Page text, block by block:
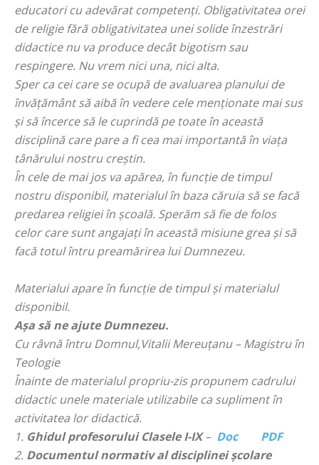
educatori cu adevărat competenţi. Obligativitatea orei
de religie fără obligativitatea unei solide înzestrări
didactice nu va produce decât bigotism sau
respingere. Nu vrem nici una, nici alta.
Sper ca cei care se ocupă de avaluarea planului de
învățământ să aibă în vedere cele menționate mai sus
și să încerce să le cuprindă pe toate în această
disciplină care pare a fi cea mai importantă în viața
tânărului nostru creștin.
În cele de mai jos va apărea, în funcție de timpul
nostru disponibil, materialul în baza căruia să se facă
predarea religiei în școală. Sperăm să fie de folos
celor care sunt angajați în această misiune grea și să
facă totul întru preamărirea lui Dumnezeu.
Materialui apare în funcție de timpul și materialul
disponibil.
Așa să ne ajute Dumnezeu.
Cu râvnă întru Domnul,Vitalii Mereuţanu – Magistru în
Teologie
Înainte de materialul propriu-zis propunem cadrului
didactic unele materiale utilizabile ca supliment în
activitatea lor didactică.
1. Ghidul profesorului Clasele I-IX– Doc
PDF
2. Documentul normativ al disciplinei şcolare